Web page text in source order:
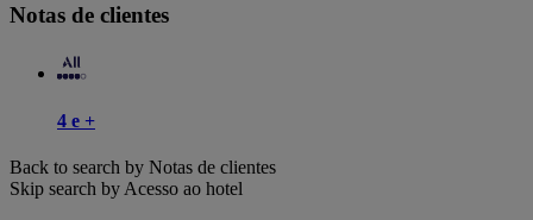
Notas de clientes
4 e +
Back to search by Notas de clientes
Skip search by Acesso ao hotel